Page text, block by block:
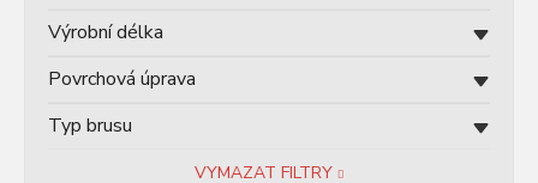
Povrchová úprava
Typ brusu
Výrobní délka
VYMAZAT FILTRY